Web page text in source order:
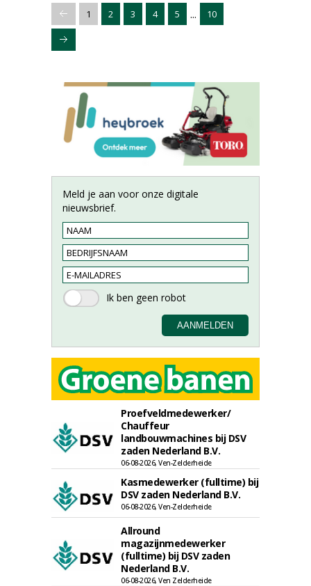
1 2 3 4 5 ... 10
Meld je aan voor onze digitale
nieuwsbrief.
Proefveldmedewerker/
Chauffeur
landbouwmachines bij DSV
zaden Nederland B.V.
06-08-2026, Ven-Zelderheide
Kasmedewerker (fulltime) bij
DSV zaden Nederland B.V.
06-08-2026, Ven-Zelderheide
Allround
magazijnmedewerker
(fulltime) bij DSV zaden
Nederland B.V.
06-08-2026, Ven Zelderheide